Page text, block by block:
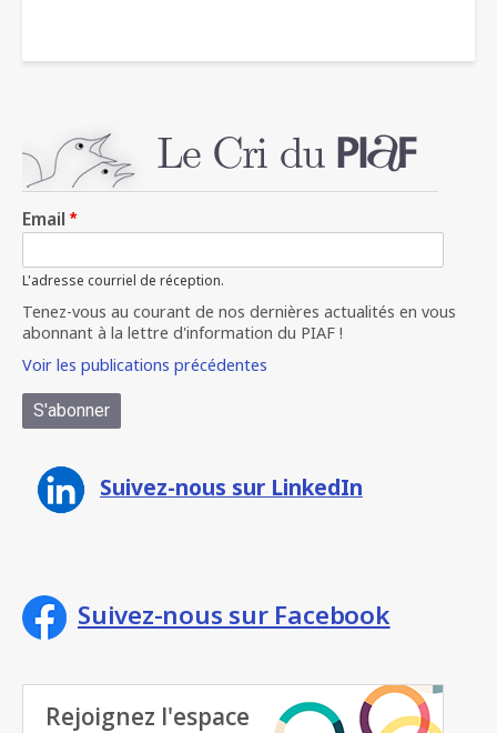
Email
L'adresse courriel de réception.
Tenez-vous au courant de nos dernières actualités en vous
abonnant à la lettre d'information du PIAF !
Voir les publications précédentes
Suivez-nous sur LinkedIn
Suivez-nous sur Facebook
Rejoignez l'espace